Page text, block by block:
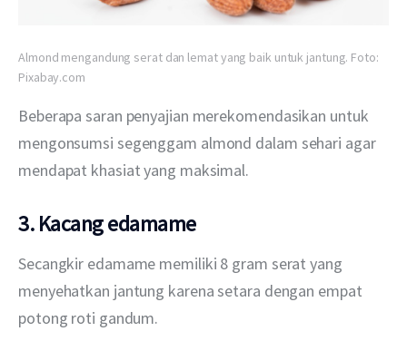
Almond mengandung serat dan lemat yang baik untuk jantung. Foto:
Pixabay.com
Beberapa saran penyajian merekomendasikan untuk
mengonsumsi segenggam almond dalam sehari agar
mendapat khasiat yang maksimal.
3. Kacang edamame
Secangkir edamame memiliki 8 gram serat yang
menyehatkan jantung karena setara dengan empat
potong roti gandum.